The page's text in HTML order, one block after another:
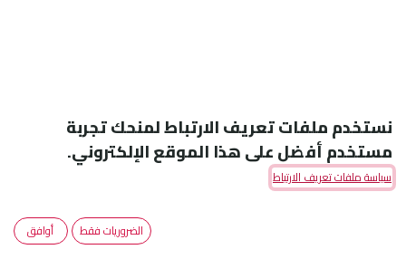
Amoun Pharmaceutical Co. S.A.E
نستخدم ملفات تعريف الارتباط لمنحك تجربة
مستخدم أفضل على هذا الموقع الإلكتروني.
سياسة ملفات تعريف الارتباط
الضروريات فقط أوافق